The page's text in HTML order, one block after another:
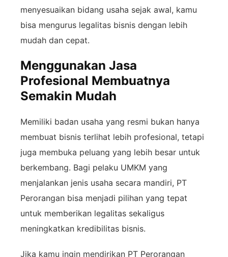
menyesuaikan bidang usaha sejak awal, kamu
bisa mengurus legalitas bisnis dengan lebih
mudah dan cepat.
Menggunakan Jasa
Profesional Membuatnya
Semakin Mudah
Memiliki badan usaha yang resmi bukan hanya
membuat bisnis terlihat lebih profesional, tetapi
juga membuka peluang yang lebih besar untuk
berkembang. Bagi pelaku UMKM yang
menjalankan jenis usaha secara mandiri, PT
Perorangan bisa menjadi pilihan yang tepat
untuk memberikan legalitas sekaligus
meningkatkan kredibilitas bisnis.
Jika kamu ingin mendirikan PT Perorangan